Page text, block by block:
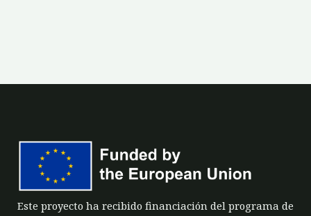
Este proyecto ha recibido financiación del programa de